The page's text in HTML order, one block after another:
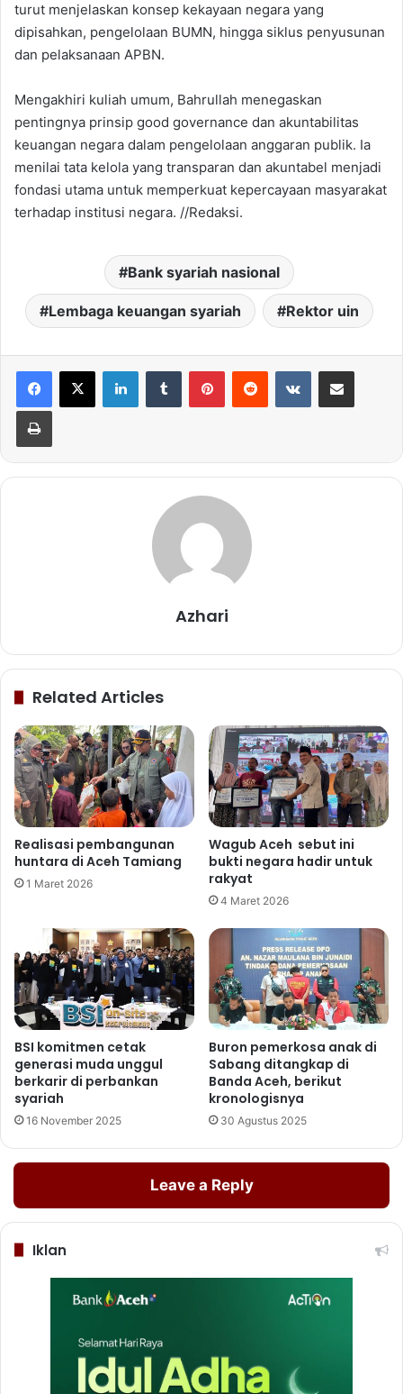
turut menjelaskan konsep kekayaan negara yang
dipisahkan, pengelolaan BUMN, hingga siklus penyusunan
dan pelaksanaan APBN.
Mengakhiri kuliah umum, Bahrullah menegaskan
pentingnya prinsip good governance dan akuntabilitas
keuangan negara dalam pengelolaan anggaran publik. Ia
menilai tata kelola yang transparan dan akuntabel menjadi
fondasi utama untuk memperkuat kepercayaan masyarakat
terhadap institusi negara. //Redaksi.
Bank syariah nasional
Lembaga keuangan syariah Rektor uin
LinkedInTumblr PinterestReddit VKontakteShare via Email
Print
Azhari
Related Articles
Realisasi pembangunan
huntara di Aceh Tamiang
1 Maret 2026
Wagub Aceh sebut ini
bukti negara hadir untuk
rakyat
4 Maret 2026
BSI komitmen cetak
generasi muda unggul
berkarir di perbankan
syariah
16 November 2025
Buron pemerkosa anak di
Sabang ditangkap di
Banda Aceh, berikut
kronologisnya
30 Agustus 2025
Leave a Reply
Iklan